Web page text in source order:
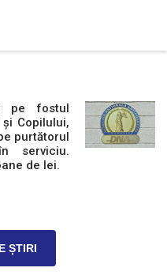
pe fostul
Copilului,
purtătorul
serviciu.
de lei.
ȘTIRI